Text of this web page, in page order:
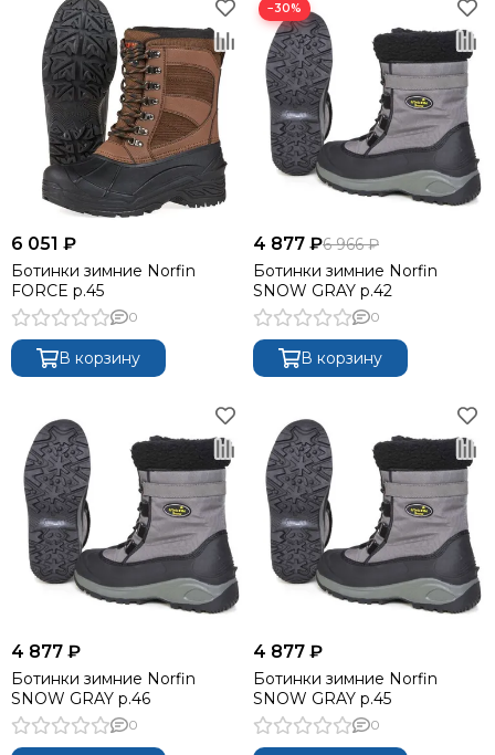
6 051 ₽
Ботинки зимние Norfin
FORCE р.45
0
В корзину
−30%
4 877 ₽6 966 ₽
Ботинки зимние Norfin
SNOW GRAY р.42
0
В корзину
4 877 ₽
Ботинки зимние Norfin
SNOW GRAY р.46
0
4 877 ₽
Ботинки зимние Norfin
SNOW GRAY р.45
0